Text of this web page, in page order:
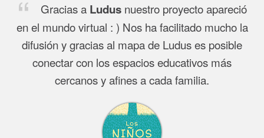
Gracias a Ludus nuestro proyecto apareció
en el mundo virtual : ) Nos ha facilitado mucho la
difusión y gracias al mapa de Ludus es posible
conectar con los espacios educativos más
cercanos y afines a cada familia.